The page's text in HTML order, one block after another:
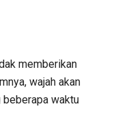
memberikan
wajah akan
beberapa waktu